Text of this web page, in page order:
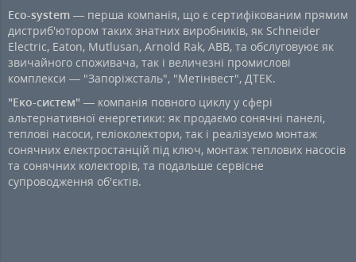
Eco-system — перша компанія, що є сертифікованим прямим
дистриб'ютором таких знатних виробників, як Schneider
Electric, Eaton, Mutlusan, Arnold Rak, ABB, та обслуговуює як
звичайного споживача, так і величезні промислові
комплекси — "Запоріжсталь", "Метінвест", ДТЕК.
"Еко-систем" — компанія повного циклу у сфері
альтернативної енергетики: як продаємо сонячні панелі,
теплові насоси, геліоколектори, так і реалізуємо монтаж
сонячних електростанцій під ключ, монтаж теплових насосів
та сонячних колекторів, та подальше сервісне
супроводження об'єктів.